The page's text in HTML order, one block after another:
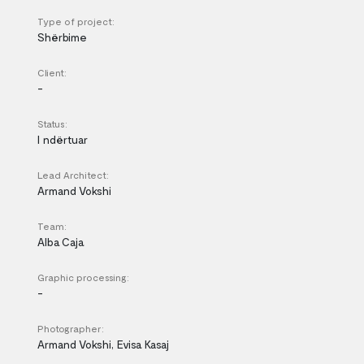
Type of project:
Shërbime
Client:
-
Status:
I ndërtuar
Lead Architect:
Armand Vokshi
Team:
Alba Caja
Graphic processing:
-
Photographer:
Armand Vokshi, Evisa Kasaj